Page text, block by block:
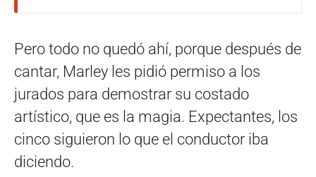
Pero todo no quedó ahí, porque después de
cantar, Marley les pidió permiso a los
jurados para demostrar su costado
artístico, que es la magia. Expectantes, los
cinco siguieron lo que el conductor iba
diciendo.